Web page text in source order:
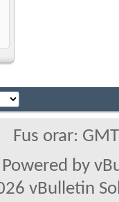
Fus orar:
Powered by
vBulletin